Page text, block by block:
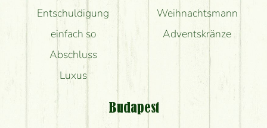
Entschuldigung
einfach so
Abschluss
Luxus
Weihnachtsmann
Adventskränze
Budapest